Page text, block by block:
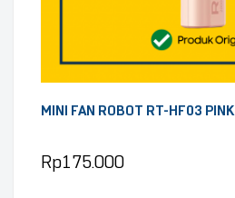
MINI FAN ROBOT RT-HF03 PINK
Rp175.000